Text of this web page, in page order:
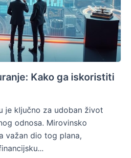
Kako ga iskoristiti
je ključno za udoban život
odnosa. Mirovinsko
važan dio tog plana,